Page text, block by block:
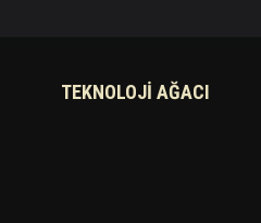
TEKNOLOJI AĞACI